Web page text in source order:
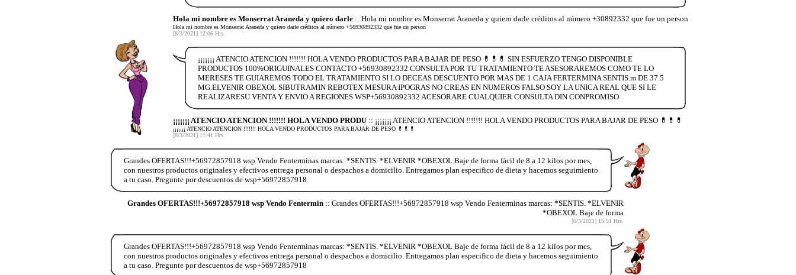
Hola mi nombre es Monserrat Araneda y quiero darle:: Hola mi nombre es Monserrat Araneda y quiero darle créditos al número +30892332 que fue un person
Hola mi nombre es Monserrat Araneda y quiero darle créditos al número +56930892332 que fue un person
[8/3/2021] 12:06 Hrs.
¡¡¡¡¡¡¡ ATENCIO ATENCION !!!!!!! HOLA VENDO PRODUCTOS PARA BAJAR DE PESO 💊💊💊 SIN ESFUERZO TENGO DISPONIBLE
PRODUCTOS 100%ORIGUINALES CONTACTO +56930892332 CONSULTA POR TU TRATAMIENTO TE ASESORAREMOS COMO TE LO
MERESES TE GUIAREMOS TODO EL TRATAMIENTO SI LO DECEAS DESCUENTO POR MAS DE 1 CAJA FERTERMINA SENTIS.m DE 37.5
MG.ELVENIR OBEXOL SIBUTRAMIN REBOTEX MESURA IPOGRAS NO CREAS EN NUMEROS FALSO SOY LA UNICA REAL QUE SI LE
REALIZARESU VENTA Y ENVIO A REGIONES WSP+56930892332 ACESORARE CUALQUIER CONSULTA DIN CONPROMISO
¡¡¡¡¡¡¡ ATENCIO ATENCION !!!!!!! HOLA VENDO PRODU:: ¡¡¡¡¡¡¡ ATENCIO ATENCION !!!!!!! HOLA VENDO PRODUCTOS PARA BAJAR DE PESO 💊💊💊
¡¡¡¡¡¡¡ ATENCIO ATENCION !!!!!!! HOLA VENDO PRODUCTOS PARA BAJAR DE PESO 💊💊💊
[8/3/2021] 11:41 Hrs.
Grandes OFERTAS!!!+56972857918 wsp Vendo Fenterminas marcas: *SENTIS. *ELVENIR *OBEXOL Baje de forma fácil de 8 a 12 kilos por mes,
con nuestros productos originales y efectivos entrega personal o despachos a domicilio. Entregamos plan especifico de dieta y hacemos seguimiento
a tu caso. Pregunte por descuentos de wsp+56972857918
Grandes OFERTAS!!!+56972857918 wsp Vendo Fentermin:: Grandes OFERTAS!!!+56972857918 wsp Vendo Fenterminas marcas: *SENTIS. *ELVENIR
*OBEXOL Baje de forma
[6/3/2021] 15:51 Hrs.
Grandes OFERTAS!!!+56972857918 wsp Vendo Fenterminas marcas: *SENTIS. *ELVENIR *OBEXOL Baje de forma fácil de 8 a 12 kilos por mes,
con nuestros productos originales y efectivos entrega personal o despachos a domicilio. Entregamos plan especifico de dieta y hacemos seguimiento
a tu caso. Pregunte por descuentos de wsp+56972857918